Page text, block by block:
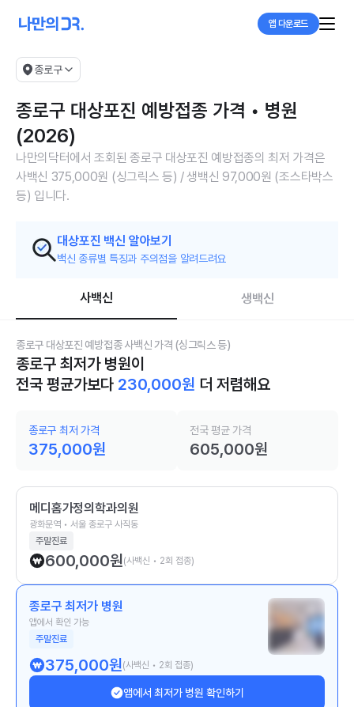
앱 다운로드
종로구
종로구 대상포진 예방접종 가격 • 병원
(2026)
나만의닥터에서 조회된 종로구 대상포진 예방접종의 최저 가격은
사백신 375,000원 (싱그릭스 등) / 생백신 97,000원 (조스타박스
등) 입니다.
대상포진 백신 알아보기
백신 종류별 특징과 주의점을 알려드려요
사백신 생백신
종로구 대상포진 예방접종 사백신 가격 (싱그릭스 등)
종로구 최저가 병원이
전국 평균가보다 230,000원 더 저렴해요
종로구 최저 가격
375,000원
전국 평균 가격
605,000원
메디홈가정의학과의원
광화문역 • 서울 종로구 사직동
주말진료
600,000원(사백신 • 2회 접종)
종로구 최저가 병원
앱에서 확인 가능
주말진료
375,000원(사백신 • 2회 접종)
앱에서 최저가 병원 확인하기